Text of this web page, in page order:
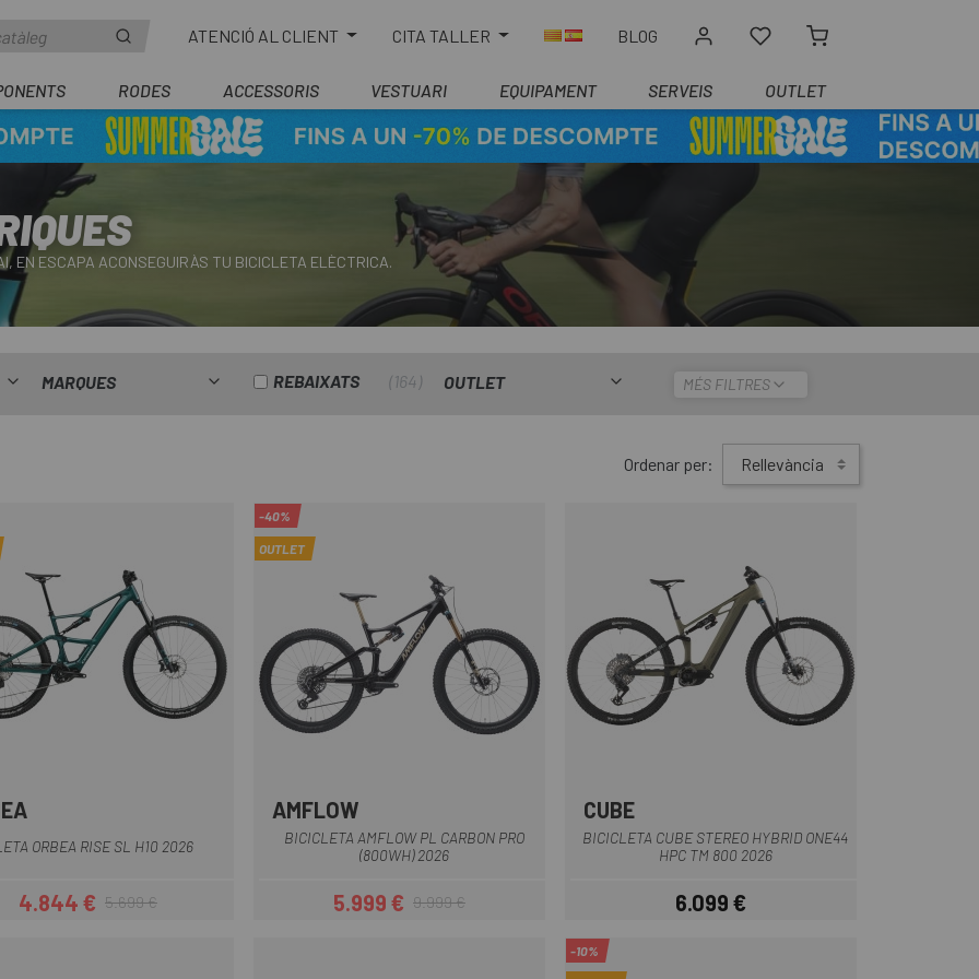
ATENCIÓ AL CLIENT CITA TALLER BLOG
RODES ACCESSORIS VESTUARI EQUIPAMENT SERVEIS OUTLET
EN ESCAPA ACONSEGUIRÀS TU BICICLETA ELÈCTRICA.
MARQUES REBAIXATS 164 OUTLET MÉS FILTRES
Ordenar per: Rellevància
ORBEA RISE SL H10 2026
Preu
4.844 €Preu regular
5.699 €
-40%
OUTLET
AMFLOW
BICICLETA AMFLOW PL CARBON PRO
(800WH) 2026
Preu
5.999 €Preu regular
9.999 €
CUBE
BICICLETA CUBE STEREO HYBRID ONE44
HPC TM 800 2026
Preu
6.099 €
-10%